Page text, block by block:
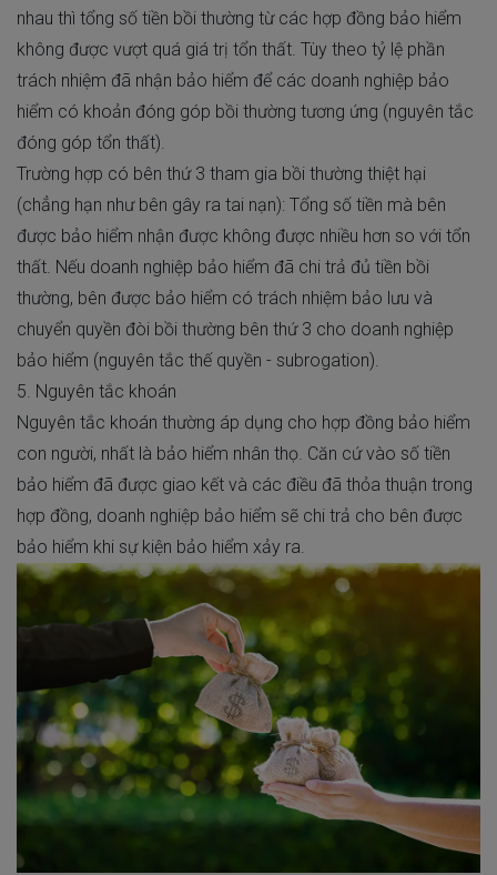
nhau thì tổng số tiền bồi thường từ các hợp đồng bảo hiểm
không được vượt quá giá trị tổn thất. Tùy theo tỷ lệ phần
trách nhiệm đã nhận bảo hiểm để các doanh nghiệp bảo
hiểm có khoản đóng góp bồi thường tương ứng (nguyên tắc
đóng góp tổn thất).
Trường hợp có bên thứ 3 tham gia bồi thường thiệt hại
(chẳng hạn như bên gây ra tai nạn): Tổng số tiền mà bên
được bảo hiểm nhận được không được nhiều hơn so với tổn
thất. Nếu doanh nghiệp bảo hiểm đã chi trả đủ tiền bồi
thường, bên được bảo hiểm có trách nhiệm bảo lưu và
chuyển quyền đòi bồi thường bên thứ 3 cho doanh nghiệp
bảo hiểm (nguyên tắc thế quyền - subrogation).
5. Nguyên tắc khoán
Nguyên tắc khoán thường áp dụng cho hợp đồng bảo hiểm
con người, nhất là bảo hiểm nhân thọ. Căn cứ vào số tiền
bảo hiểm đã được giao kết và các điều đã thỏa thuận trong
hợp đồng, doanh nghiệp bảo hiểm sẽ chi trả cho bên được
bảo hiểm khi sự kiện bảo hiểm xảy ra.